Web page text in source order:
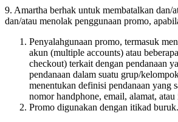
9. Amartha berhak untuk membatalkan dan/
dan/atau menolak penggunaan promo,
Penyalahgunaan promo, termasuk
akun (multiple accounts) atau
checkout) terkait dengan pendanaan
pendanaan dalam suatu grup/
menentukan definisi pendanaan yang
nomor handphone, email, alamat,
Promo digunakan dengan itikad buruk.